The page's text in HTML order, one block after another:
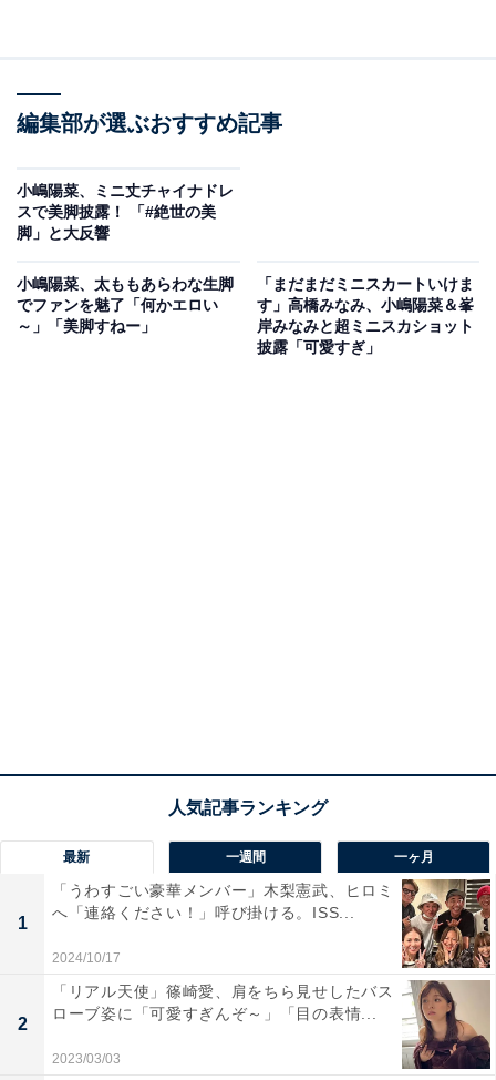
編集部が選ぶおすすめ記事
小嶋陽菜、ミニ丈チャイナドレ
スで美脚披露！ 「#絶世の美
脚」と大反響
小嶋陽菜、太ももあらわな生脚
でファンを魅了「何かエロい
～」「美脚すねー」
「まだまだミニスカートいけま
す」高橋みなみ、小嶋陽菜＆峯
岸みなみと超ミニスカショット
披露「可愛すぎ」
最新 一週間 一ヶ月
1
「うわすごい豪華メンバー」木梨憲武、ヒロミ
へ「連絡ください！」呼び掛ける。ISS...
2024/10/17
2
「リアル天使」篠崎愛、肩をちら見せしたバス
ローブ姿に「可愛すぎんぞ～」「目の表情...
2023/03/03